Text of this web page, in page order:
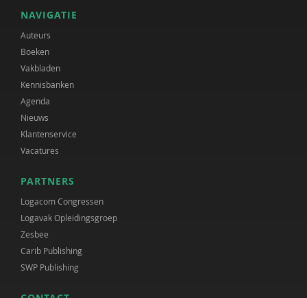
NAVIGATIE
Auteurs
Boeken
Vakbladen
Kennisbanken
Agenda
Nieuws
Klantenservice
Vacatures
PARTNERS
Logacom Congressen
Logavak Opleidingsgroep
Zesbee
Carib Publishing
SWP Publishing